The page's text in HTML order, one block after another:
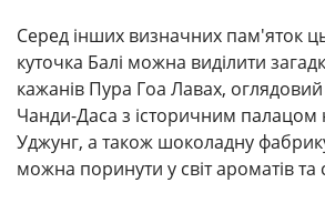
Серед інших визначних пам'яток
куточка Балі можна виділити
кажанів Пура Гоа Лавах,
Чанди-Даса з історичним палацом
Уджунг, а також шоколадну
можна поринути у світ ароматів та